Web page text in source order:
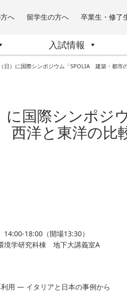
へ 留学生の方へ 卒業生・修了
入試情報
日）に国際シンポジウム「SPOLIA 建築・都市
に国際シンポジ
洋と東洋の比
18:00（開場13:30）
境学研究科棟 地下大講義室A
用 ― イタリアと日本の事例から